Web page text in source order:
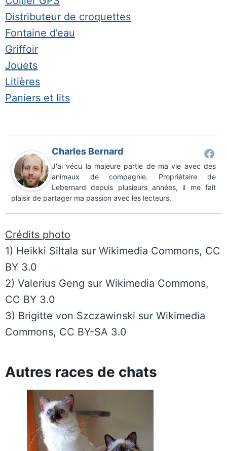
Distributeur de croquettes
Fontaine d’eau
Griffoir
Jouets
Litières
Paniers et lits
Charles Bernard
J'ai vécu la majeure partie de ma vie avec des
animaux de compagnie. Propriétaire de
Lebernard depuis plusieurs années, il me fait
plaisir de partager ma passion avec les lecteurs.
Crédits photo
1) Heikki Siltala sur Wikimedia Commons, CC
BY 3.0
2) Valerius Geng sur Wikimedia Commons,
CC BY 3.0
3) Brigitte von Szczawinski sur Wikimedia
Commons, CC BY-SA 3.0
Autres races de chats